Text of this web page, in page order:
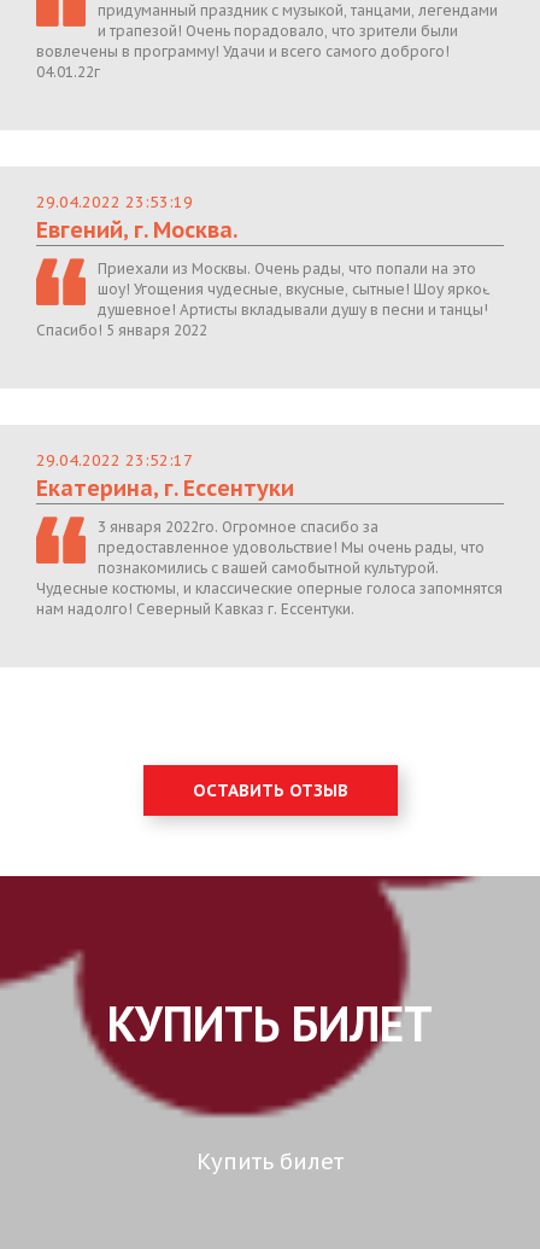
придуманный праздник с музыкой, танцами, легендами
и трапезой! Очень порадовало, что зрители были
вовлечены в программу! Удачи и всего самого доброго!
04.01.22г
29.04.2022 23:53:19
Евгений, г. Москва.
Приехали из Москвы. Очень рады, что попали на это
шоу! Угощения чудесные, вкусные, сытные! Шоу яркое,
душевное! Артисты вкладывали душу в песни и танцы!
Спасибо! 5 января 2022
29.04.2022 23:52:17
Екатерина, г. Ессентуки
3 января 2022го. Огромное спасибо за
предоставленное удовольствие! Мы очень рады, что
познакомились с вашей самобытной культурой.
Чудесные костюмы, и классические оперные голоса запомнятся
нам надолго! Северный Кавказ г. Ессентуки.
ОСТАВИТЬ ОТЗЫВ
КУПИТЬ БИЛЕТ
Купить билет